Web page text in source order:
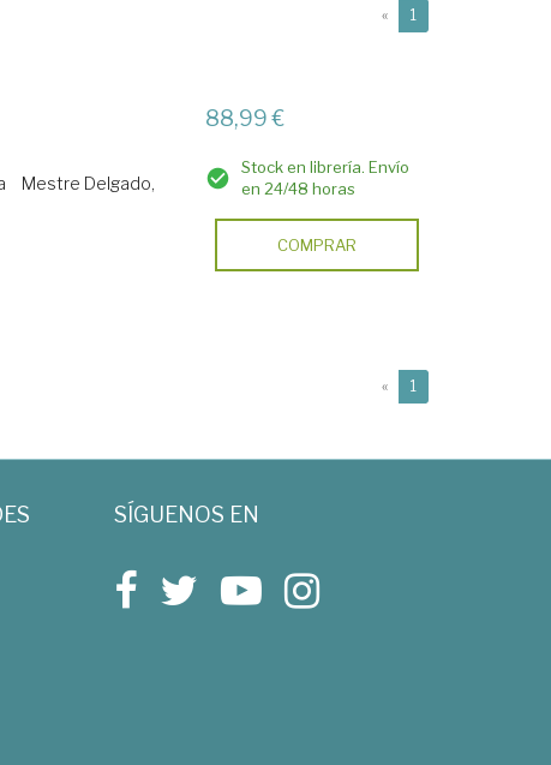
« 1
Mestre Delgado,
88,99 €
Stock en librería. Envío
en 24/48 horas
COMPRAR
« 1
SÍGUENOS EN